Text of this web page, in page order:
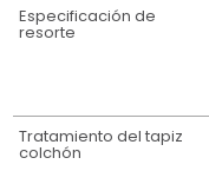
Especificación de
resorte
Tratamiento del tapiz
colchón